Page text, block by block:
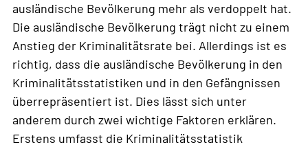
ausländische Bevölkerung mehr als verdoppelt hat.
Die ausländische Bevölkerung trägt nicht zu einem
Anstieg der Kriminalitätsrate bei. Allerdings ist es
richtig, dass die ausländische Bevölkerung in den
Kriminalitätsstatistiken und in den Gefängnissen
überrepräsentiert ist. Dies lässt sich unter
anderem durch zwei wichtige Faktoren erklären.
Erstens umfasst die Kriminalitätsstatistik